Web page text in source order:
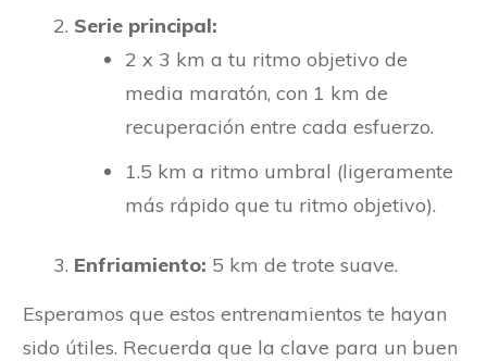
Serie principal:
2 x 3 km a tu ritmo objetivo de
media maratón, con 1 km de
recuperación entre cada esfuerzo.
1.5 km a ritmo umbral (ligeramente
más rápido que tu ritmo objetivo).
Enfriamiento: 5 km de trote suave.
Esperamos que estos entrenamientos te hayan
sido útiles. Recuerda que la clave para un buen